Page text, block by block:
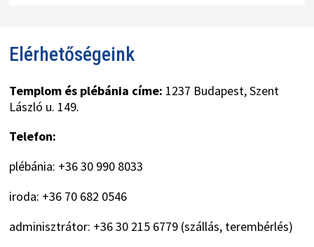
Elérhetőségeink
Templom és plébánia címe: 1237 Budapest, Szent
László u. 149.
Telefon:
plébánia: +36 30 990 8033
iroda: +36 70 682 0546
adminisztrátor: +36 30 215 6779 (szállás, terembérlés)